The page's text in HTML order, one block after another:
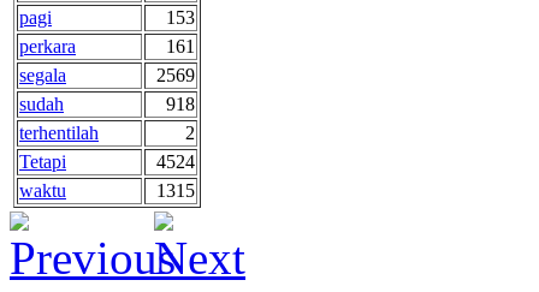
pagi
153
perkara
161
segala
2569
sudah
918
terhentilah
2
Tetapi
4524
waktu
1315